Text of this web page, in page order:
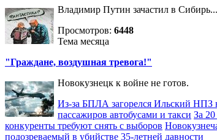
Владимир Путин зачастил в Сибирь...
Просмотров: 6448
Тема месяца
"Граждане, воздушная тревога!"
Новокузнецк к войне не готов.
Из-за БПЛА загорелся Ильский НПЗ
пассажиров автобусами и такси За
конкуренты требуют снять с выборов
подозреваемый в убийстве 35-летней давности